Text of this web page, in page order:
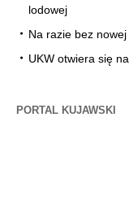
lodowej
Na razie bez
UKW otwiera się
PORTAL KUJAWSKI